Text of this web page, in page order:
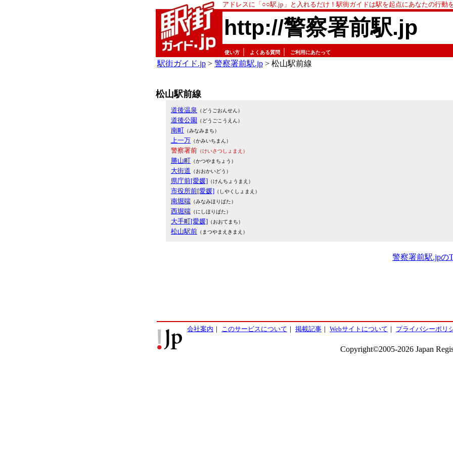
アドレスに「○○駅.jp」と入れるだけ！駅街ガイドは駅を起点にあなたの行動
http://警察署前駅.jp
使い方 よくある質問 ご利用にあたって
駅街ガイド.jp > 警察署前駅.jp > 松山駅前線
松山駅前線
道後温泉 （どうごおんせん）
道後公園 （どうごこうえん）
南町 （みなみまち）
上一万 （かみいちまん）
警察署前 （けいさつしょまえ）
勝山町 （かつやまちょう）
大街道 （おおかいどう）
県庁前[愛媛] （けんちょうまえ）
市役所前[愛媛] （しやくしょまえ）
南堀端 （みなみほりばた）
西堀端 （にしほりばた）
大手町[愛媛] （おおてまち）
松山駅前 （まつやまえきまえ）
警察署前駅.jpの
会社案内 ｜ このサービスについて ｜ 掲載記事 ｜ Webサイトについて ｜ プライバシーポリ
Copyright©2005-2026 Japan